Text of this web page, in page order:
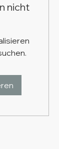
nicht